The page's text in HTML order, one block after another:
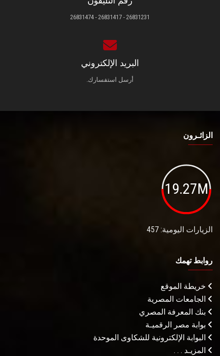
26831231 - 26831417 - 26831474
البريد الإلكتروني
أرسل استفسارك.
الزائـرون
19.27M
الزيارات اليومية: 457
روابط تهمك
خريطة الموقع
الجامعات المصرية
بنك المعرفة المصري
بوابة مصر الرقميـة
البوابة الإلكترونية للشكاوى الموحدة
المزيـد . . .